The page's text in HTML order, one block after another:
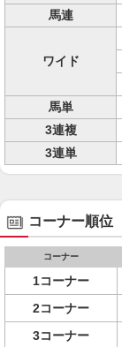
馬連
ワイド
馬単
3連複
3連単
コーナー順位
コーナー
1コーナー
2コーナー
3コーナー